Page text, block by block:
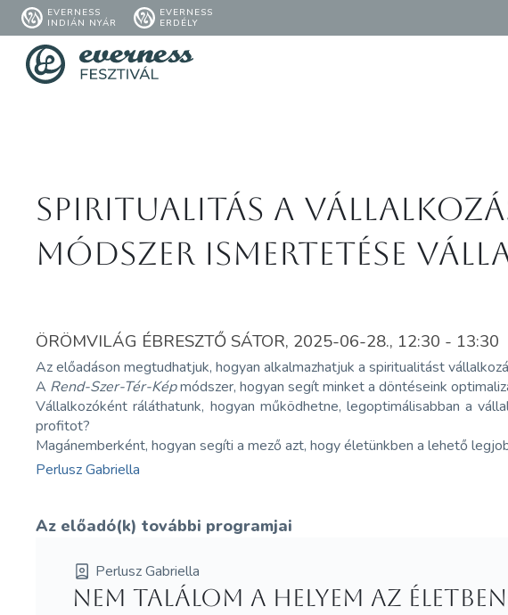
EVERNESS
INDIÁN NYÁR
EVERNESS
ERDÉLY
Spiritualitás a
módszer ismertetése
ÖRÖMVILÁG ÉBRESZTŐ SÁTOR, 2025-06-28., 12:30 - 13:30
Az előadáson megtudhatjuk, hogyan alkalmazhatjuk a spiritualitást
A Rend-Szer-Tér-Képmódszer, hogyan segít minket a döntéseink
Vállalkozóként ráláthatunk, hogyan működhetne, legoptimálisabban a
profitot?
Magánemberként, hogyan segíti a mező azt, hogy életünkben a lehető
Perlusz Gabriella
Az előadó(k) további programjai
Perlusz Gabriella
Nem találom a helyem az